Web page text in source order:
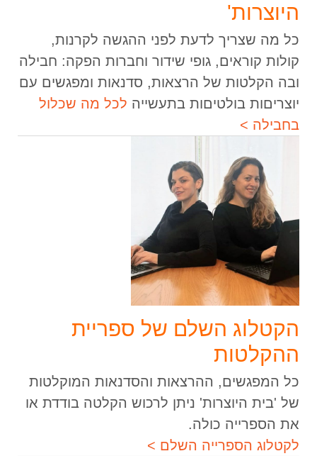
היוצרות'
כל מה שצריך לדעת לפני ההגשה לקרנות,
קולות קוראים, גופי שידור וחברות הפקה: חבילה
ובה הקלטות של הרצאות, סדנאות ומפגשים עם
יוצריםות בולטיםות בתעשייה לכל מה שכלול
בחבילה >
הקטלוג השלם של ספריית
ההקלטות
כל המפגשים, ההרצאות והסדנאות המוקלטות
של 'בית היוצרות' ניתן לרכוש הקלטה בודדת או
את הספרייה כולה.
לקטלוג הספרייה השלם >